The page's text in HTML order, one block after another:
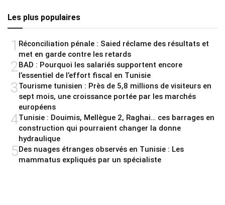
Les plus populaires
1 Réconciliation pénale : Saied réclame des résultats et
met en garde contre les retards
2 BAD : Pourquoi les salariés supportent encore
l’essentiel de l’effort fiscal en Tunisie
3Tourisme tunisien : Près de 5,8 millions de visiteurs en
sept mois, une croissance portée par les marchés
européens
4Tunisie : Douimis, Mellègue 2, Raghai… ces barrages en
construction qui pourraient changer la donne
hydraulique
5Des nuages étranges observés en Tunisie : Les
mammatus expliqués par un spécialiste